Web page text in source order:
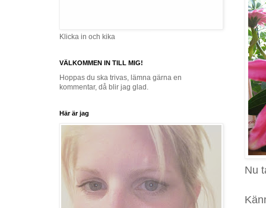
Nu
Klicka in och kika
VÄLKOMMEN IN TILL MIG!
Hoppas du ska trivas, lämna gärna en
kommentar, då blir jag glad.
Här är jag